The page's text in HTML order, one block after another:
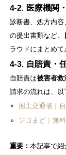
4-2. 医療機関
診断書、処方内
の提出書類など、
ラウドにまとめて
4-3. 自賠責・
自賠責は被害者救
請求の流れは、以
国土交通省｜
ジコまど｜無
重要： 本記事で紹